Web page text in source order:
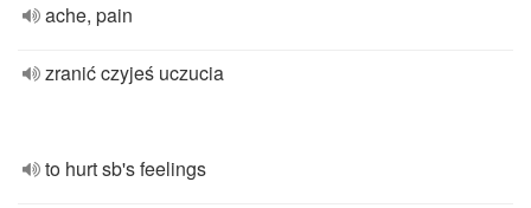
ache, pain
zranić czyjeś uczucia
to hurt sb's feelings